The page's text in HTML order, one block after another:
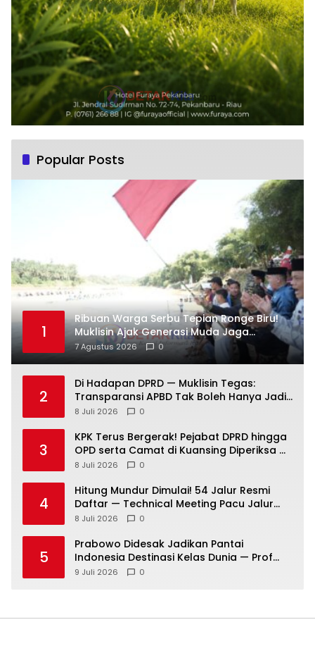
Popular Posts
1
Ribuan Warga Serbu Tepian Ronge Biru!
Muklisin Ajak Generasi Muda Jaga
Warisan Budaya
7 Agustus 2026 0
2
Di Hadapan DPRD — Muklisin Tegas:
Transparansi APBD Tak Boleh Hanya Jadi
Slogan!
8 Juli 2026 0
3
KPK Terus Bergerak! Pejabat DPRD hingga
OPD serta Camat di Kuansing Diperiksa —
Suasana Kian Memanas!
8 Juli 2026 0
4
Hitung Mundur Dimulai! 54 Jalur Resmi
Daftar — Technical Meeting Pacu Jalur
Rayon III Benai Digelar Besok
8 Juli 2026 0
5
Prabowo Didesak Jadikan Pantai
Indonesia Destinasi Kelas Dunia — Prof
Sutan Nasomal: Perintahkan Kepala
9 Juli 2026 0